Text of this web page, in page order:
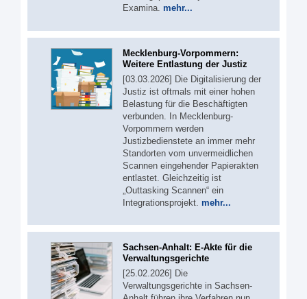
Examina. mehr...
Mecklenburg-Vorpommern:
Weitere Entlastung der Justiz
[03.03.2026] Die Digitalisierung der
Justiz ist oftmals mit einer hohen
Belastung für die Beschäftigten
verbunden. In Mecklenburg-
Vorpommern werden
Justizbedienstete an immer mehr
Standorten vom unvermeidlichen
Scannen eingehender Papierakten
entlastet. Gleichzeitig ist
„Outtasking Scannen“ ein
Integrationsprojekt. mehr...
Sachsen-Anhalt: E-Akte für die
Verwaltungsgerichte
[25.02.2026] Die
Verwaltungsgerichte in Sachsen-